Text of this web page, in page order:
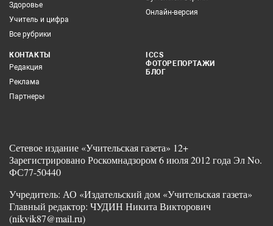
Здоровье
Учитель и цифра
Все рубрики
Онлайн-версия
КОНТАКТЫ
Редакция
Реклама
Партнеры
ICCS
ФОТОРЕПОРТАЖИ
БЛОГ
Сетевое издание «Учительская газета» 12+
Зарегистрировано Роскомнадзором 6 июля 2012 года Эл No.
ФС77-50440
Учредитель: АО «Издательский дом «Учительская газета»
Главный редактор: ЧУДИН Никита Викторович
(nikvik87@mail.ru)